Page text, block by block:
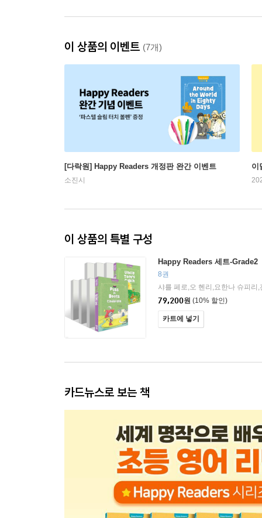
이 상품의 이벤트 (7개)
[다락원] Happy Readers 개정판 완간 이벤트
소진시
이
이 상품의 특별 구성
Happy Readers 세트-Grade2
8권
79,200원 (10% 할인)
카트에 넣기
카드뉴스로 보는 책